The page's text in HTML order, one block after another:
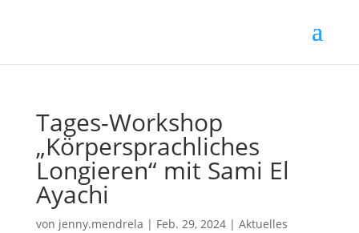
Tages-Workshop
„Körpersprachliches
Longieren“ mit Sami El
Ayachi
von jenny.mendrela | Feb. 29, 2024| Aktuelles